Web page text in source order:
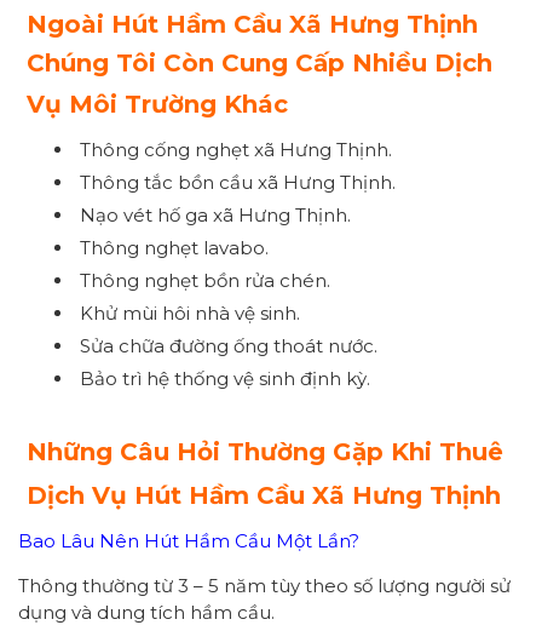
Ngoài Hút Hầm Cầu Xã Hưng Thịnh
Chúng Tôi Còn Cung Cấp Nhiều Dịch
Vụ Môi Trường Khác
Thông cống nghẹt xã Hưng Thịnh.
Thông tắc bồn cầu xã Hưng Thịnh.
Nạo vét hố ga xã Hưng Thịnh.
Thông nghẹt lavabo.
Thông nghẹt bồn rửa chén.
Khử mùi hôi nhà vệ sinh.
Sửa chữa đường ống thoát nước.
Bảo trì hệ thống vệ sinh định kỳ.
Những Câu Hỏi Thường Gặp Khi Thuê
Dịch Vụ Hút Hầm Cầu Xã Hưng Thịnh
Bao Lâu Nên Hút Hầm Cầu Một Lần?
Thông thường từ 3 – 5 năm tùy theo số lượng người sử
dụng và dung tích hầm cầu.